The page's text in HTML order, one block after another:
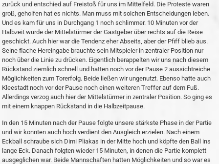
zurück und entschied auf Freistoß für uns im Mittelfeld. Die Proteste waren
groß, geholfen hat es nichts. Man muss mit solchen Entscheidungen leben.
Und es kam für uns in Durchgang 1 noch schlimmer. 10 Minuten vor der
Halbzeit wurde der Mittelstürmer der Gastgeber über rechts auf die Reise
geschickt. Auch hier war die Tendenz eher Abseits, aber der Pfiff blieb aus.
Seine flache Hereingabe brauchte sein Mitspieler in zentraler Position nur
noch über die Linie zu drücken. Eigentlich berappelten wir uns nach diesem
Rückstand ziemlich schnell und hatten noch vor der Pause 2 aussichtreiche
Möglichkeiten zum Torerfolg. Beide ließen wir ungenutzt. Ebenso hatte auch
Kleestadt noch vor der Pause noch einen weiteren Treffer auf dem Fuß.
Allerdings verzog auch hier der Mittelstürmer in zentraler Position. So ging es
mit einem knappen Rückstand in die Halbzeitpause.
In den 15 Minuten nach der Pause folgte unsere stärkste Phase in der Partie
und wir konnten auch hoch verdient den Ausgleich erzielen. Nach einem
Eckball schraube sich Dimi Pliakas in der Mitte hoch und köpfte den Ball ins
lange Eck. Danach folgten wieder 15 Minuten, in denen die Partie komplett
ausgeglichen war. Beide Mannschaften hatten Möglichkeiten und so war es